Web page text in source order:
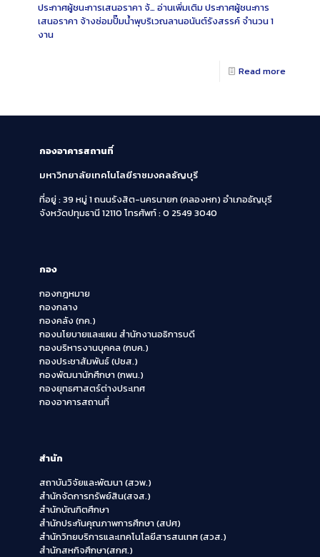
ประกาศผู้ชนะการเสนอราคา จ้…อ่านเพิ่มเติมประกาศผู้ชนะการ
เสนอราคา จ้างซ่อมปั๊มน้ำพุบริเวณลานอนันต์รังสรรค์ จำนวน 1
งาน
Read more
กองอาคารสถานที่
มหาวิทยาลัยเทคโนโลยีราชมงคลธัญบุรี
ที่อยู่ : 39 หมู่ 1 ถนนรังสิต-นครนายก (คลองหก)อำเภอธัญบุรี
จังหวัดปทุมธานี 12110 โทรศัพท์ : 0 2549 3040
กอง
กองกฎหมาย
กองกลาง
กองคลัง (กค.)
กองนโยบายและแผน สำนักงานอธิการบดี
กองบริหารงานบุคคล (กบค.)
กองประชาสัมพันธ์ (ปชส.)
กองพัฒนานักศึกษา (กพน.)
กองยุทธศาสตร์ต่างประเทศ
กองอาคารสถานที่
สำนัก
สถาบันวิจัยและพัฒนา (สวพ.)
สำนักจัดการทรัพย์สิน(สจส.)
สำนักบัณฑิตศึกษา
สำนักประกันคุณภาพการศึกษา (สปศ)
สำนักวิทยบริการและเทคโนโลยีสารสนเทศ (สวส.)
สำนักสหกิจศึกษา(สกศ.)